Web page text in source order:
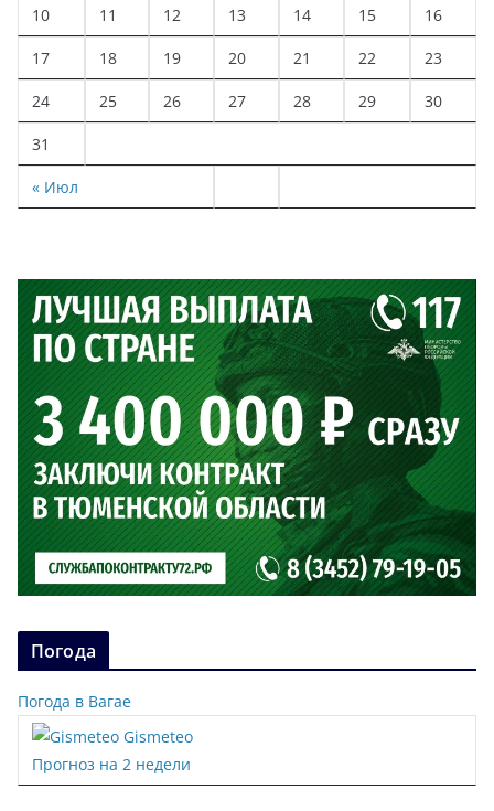
« Июл
10 11 12 13 14 15 16
17 18 19 20 21 22 23
24 25 26 27 28 29 30
31
Погода
Погода в Вагае
Gismeteo
Прогноз на 2 недели